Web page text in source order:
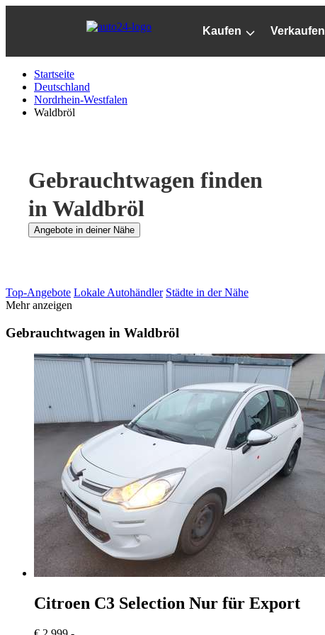
Kaufen Verkaufen
Startseite
Deutschland
Nordrhein-Westfalen
Waldbröl
Gebrauchtwagen finden
in Waldbröl
Angebote in deiner Nähe
Top-Angebote Lokale Autohändler Städte in der Nähe
Mehr anzeigen
Gebrauchtwagen in Waldbröl
Citroen C3 Selection Nur für Export